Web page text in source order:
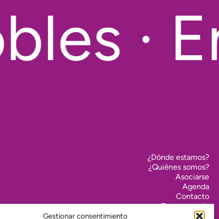
Gestionar consentimiento
·
¿Dónde estamos?
¿Quiénes somos?
Asociarse
Agenda
Contacto
Transparencia
Política de cookies (UE)